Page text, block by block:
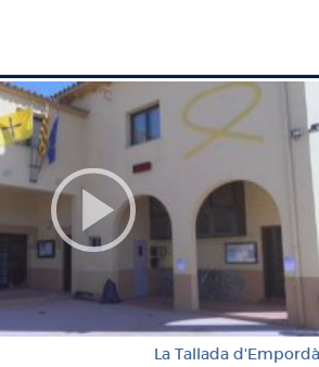
La Tallada d'Empordà